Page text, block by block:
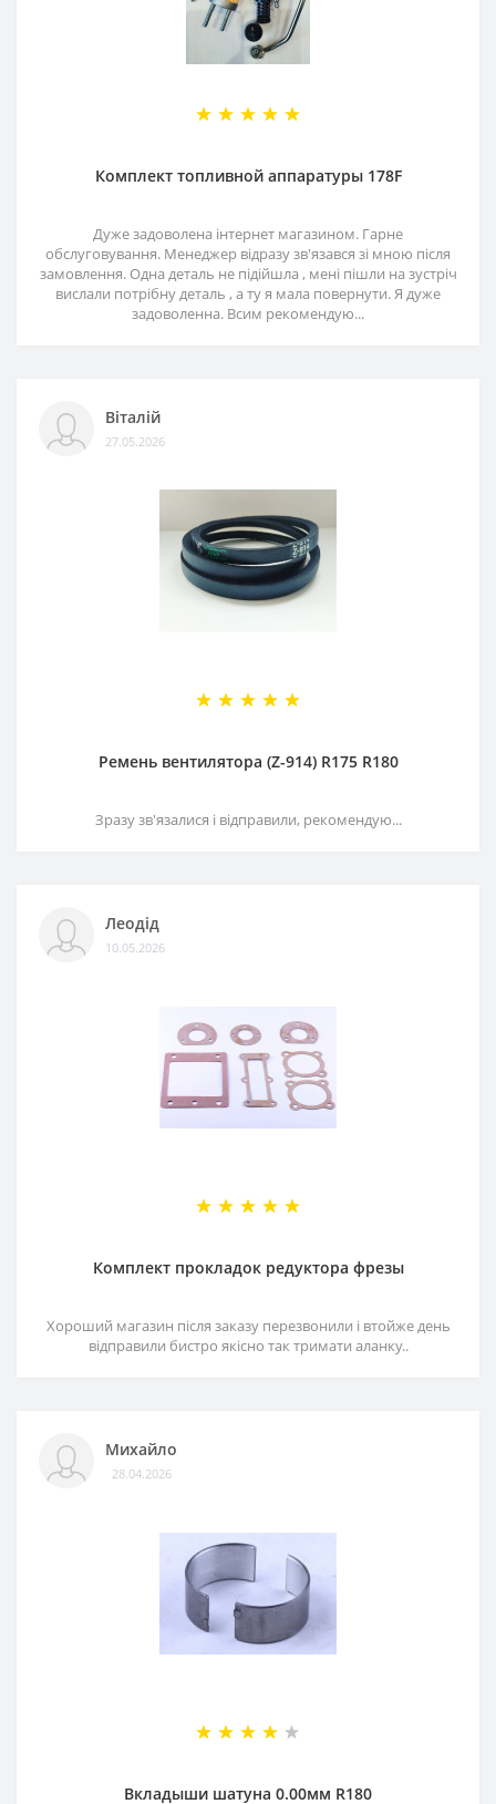
Комплект топливной аппаратуры 178F
Дуже задоволена інтернет магазином. Гарне
обслуговування. Менеджер відразу зв'язався зі мною після
замовлення. Одна деталь не підійшла , мені пішли на зустріч
вислали потрібну деталь , а ту я мала повернути. Я дуже
задоволенна. Всим рекомендую...
Віталій
27.05.2026
Ремень вентилятора (Z-914) R175 R180
Зразу зв'язалися і відправили, рекомендую...
Леодід
10.05.2026
Комплект прокладок редуктора фрезы
Хороший магазин після заказу перезвонили і втойже день
відправили бистро якісно так тримати аланку..
Михайло
28.04.2026
Вкладыши шатуна 0.00мм R180